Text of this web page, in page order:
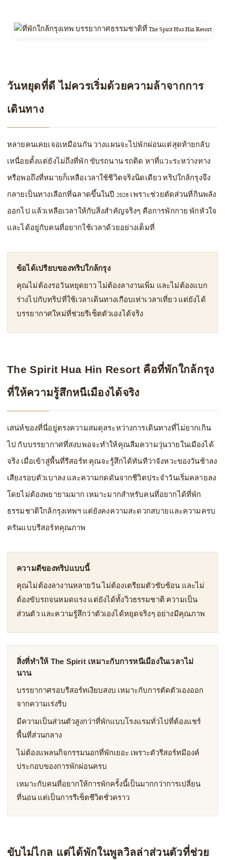
วันหยุดที่ดี ไม่ควรเริ่มด้วยความล้าจากการ
เดินทาง
หลายคนเคยเจอเหมือนกัน วางแผนจะไปพักผ่อนแต่สุดท้ายกลับ
เหนื่อยตั้งแต่ยังไม่ถึงที่พัก ขับรถนาน รถติด หาที่แวะระหว่างทาง
หรือพอถึงที่หมายก็เหลือเวลาใช้ชีวิตจริงนิดเดียว ทริปใกล้กรุงจึง
กลายเป็นทางเลือกที่ฉลาดขึ้นในปี 2026 เพราะช่วยตัดส่วนที่กินพลัง
ออกไป แล้วเหลือเวลาให้กับสิ่งสำคัญจริงๆ คือการพักกาย พักหัวใจ
และได้อยู่กับคนที่อยากใช้เวลาด้วยอย่างเต็มที่
ข้อได้เปรียบของทริปใกล้กรุง
คุณไม่ต้องรอวันหยุดยาว ไม่ต้องลางานเพิ่ม และไม่ต้องแบก
ร่างไปกับทริปที่ใช้เวลาเดินทางเกือบเท่าเวลาเที่ยว แต่ยังได้
บรรยากาศใหม่ที่ช่วยรีเซ็ตตัวเองได้จริง
The Spirit Hua Hin Resort คือที่พักใกล้กรุง
ที่ให้ความรู้สึกหนีเมืองได้จริง
เสน่ห์ของที่นี่อยู่ตรงความสมดุลระหว่างการเดินทางที่ไม่ยากเกิน
ไป กับบรรยากาศที่สงบพอจะทำให้คุณลืมความวุ่นวายในเมืองได้
จริง เมื่อเข้าสู่พื้นที่รีสอร์ท คุณจะรู้สึกได้ทันทีว่าจังหวะของวันช้าลง
เสียงรอบตัวเบาลง และความกดดันจากชีวิตประจำวันเริ่มคลายลง
โดยไม่ต้องพยายามมาก เหมาะมากสำหรับคนที่อยากได้ที่พัก
ธรรมชาติใกล้กรุงเทพฯ แต่ยังคงความสะดวกสบายและความครบ
ครันแบบรีสอร์ทคุณภาพ
ความดีของทริปแบบนี้
คุณไม่ต้องลางานหลายวัน ไม่ต้องเตรียมตัวซับซ้อน และไม่
ต้องขับรถจนหมดแรง แต่ยังได้ทั้งวิวธรรมชาติ ความเป็น
ส่วนตัว และความรู้สึกว่าตัวเองได้หยุดจริงๆ อย่างมีคุณภาพ
สิ่งที่ทำให้ The Spirit เหมาะกับการหนีเมืองในเวลาไม่
นาน
บรรยากาศรอบรีสอร์ทเงียบสงบ เหมาะกับการตัดตัวเองออก
จากความเร่งรีบ
มีความเป็นส่วนตัวสูงกว่าที่พักแบบโรงแรมทั่วไปที่ต้องแชร์
พื้นที่ส่วนกลาง
ไม่ต้องแพลนกิจกรรมนอกที่พักเยอะ เพราะตัวรีสอร์ทมีองค์
ประกอบของการพักผ่อนครบ
เหมาะกับคนที่อยากให้การพักครั้งนี้เป็นมากกว่าการเปลี่ยน
ที่นอน แต่เป็นการรีเซ็ตชีวิตชั่วคราว
ขับไม่ไกล แต่ได้พักในพูลวิลล่าส่วนตัวที่ช่วย